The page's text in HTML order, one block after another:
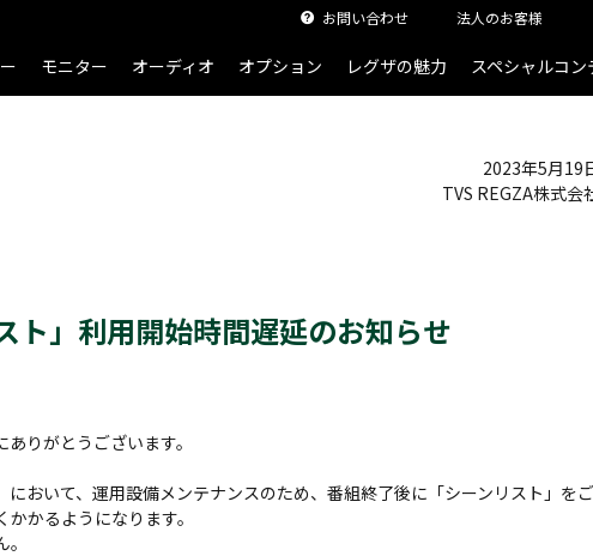
お問い合わせ 法人のお客様
モニター オーディオ オプション レグザの魅力 スペシャルコン
2023年5月19
TVS REGZA株式会
ト」利用開始時間遅延のお知らせ
りがとうございます。
において、運用設備メンテナンスのため、番組終了後に「シーンリスト」をご
かるようになります。